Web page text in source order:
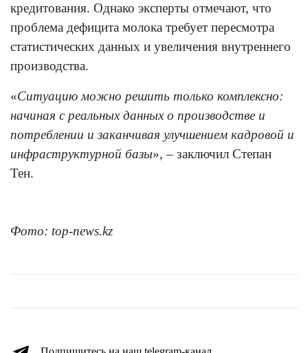
кредитования. Однако эксперты отмечают, что
проблема дефицита молока требует пересмотра
статистических данных и увеличения внутреннего
производства.
«Ситуацию можно решить только комплексно:
начиная с реальных данных о производстве и
потреблении и заканчивая улучшением кадровой и
инфраструктурной базы», – заключил Степан
Тен.
Фото: top-news.kz